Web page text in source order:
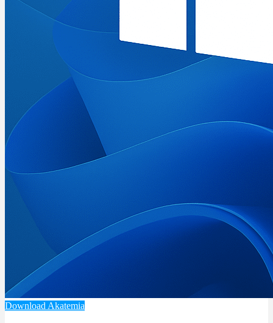
Download Akatemia